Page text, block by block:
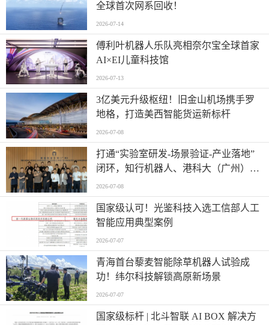
全球首次网系回收！
2026-07-14
傅利叶机器人乐队亮相奈尔宝全球首家
AI×EI儿童科技馆
2026-07-13
​3亿美元升级枢纽！旧金山机场携手罗
地格，打造美西智能货运新标杆
2026-07-08
打通“实验室研发-场景验证-产业落地”
闭环，知行机器人、港科大（广州）、
北京粤电三方联合解锁城市服务机器人
规模化应用
2026-07-08
国家级认可！光鉴科技入选工信部人工
智能应用典型案例
2026-07-07
青海首台藜麦智能除草机器人试验成
功！纬尔科技解锁高原新场景
2026-07-07
国家级标杆 | 北斗智联 AI BOX 解决方